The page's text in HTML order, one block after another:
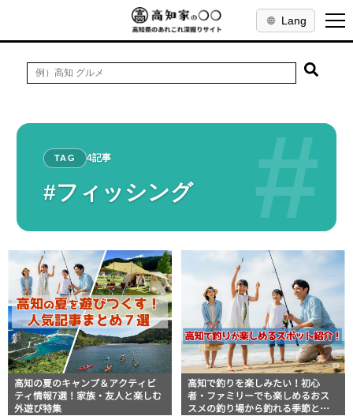
Lang
#
TAG 4記事
#フィッシング
高知の夏のキャンプ＆アクティビ
ティ情報7選！家族・友人と楽しむ
外遊び特集
高知で釣りを楽しみたい！初心
者・ファミリーでも楽しめるおス
スメの釣り場から釣れる季節と魚